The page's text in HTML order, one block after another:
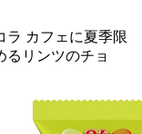
ラ カフェに夏季限
るリンツのチョ